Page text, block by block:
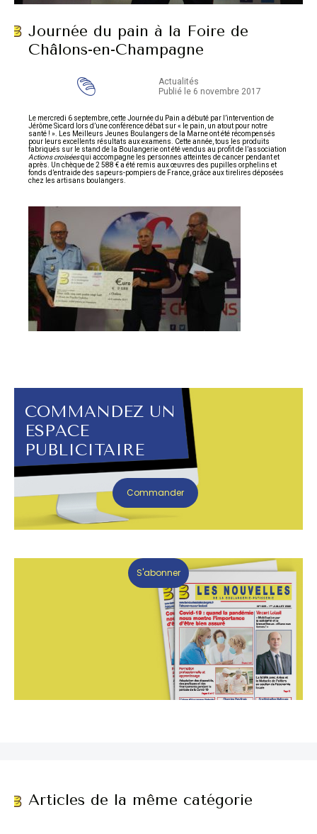
Journée du pain à la Foire de
Châlons-en-Champagne
Actualités
Publié le 6 novembre 2017
Le mercredi 6 septembre, cette Journée du Pain a débuté par l’intervention de
Jérôme Sicard lors d’une conférence débat sur « le pain, un atout pour notre
santé ! ». Les Meilleurs Jeunes Boulangers de la Marne ont été récompensés
pour leurs excellents résultats aux examens. Cette année, tous les produits
fabriqués sur le stand de la Boulangerie ont été vendus au profit de l’association
Actions croiséesqui accompagne les personnes atteintes de cancer pendant et
après. Un chèque de 2 588 € a été remis aux œuvres des pupilles orphelins et
fonds d’entraide des sapeurs-pompiers de France, grâce aux tirelires déposées
chez les artisans boulangers.
COMMANDEZ UN
ESPACE
PUBLICITAIRE
Commander
S'abonner
Articles de la même catégorie